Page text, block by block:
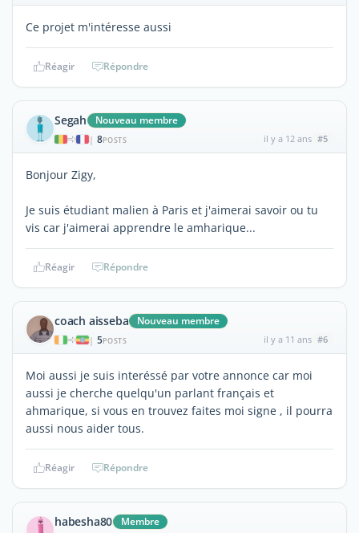
Ce projet m'intéresse aussi
Réagir Répondre
Segah Nouveau membre
| 8POSTS il y a 12 ans #5
Bonjour Zigy,
Je suis étudiant malien à Paris et j'aimerai savoir ou tu
vis car j'aimerai apprendre le amharique...
Réagir Répondre
coach aisseba Nouveau membre
| 5POSTS il y a 11 ans #6
Moi aussi je suis interéssé par votre annonce car moi
aussi je cherche quelqu'un parlant français et
ahmarique, si vous en trouvez faites moi signe , il pourra
aussi nous aider tous.
Réagir Répondre
habesha80 Membre